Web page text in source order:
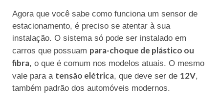
Agora que você sabe como funciona um sensor de
estacionamento, é preciso se atentar à sua
instalação. O sistema só pode ser instalado em
carros que possuam para-choque de plástico ou
fibra, o que é comum nos modelos atuais. O mesmo
vale para a tensão elétrica, que deve ser de 12V,
também padrão dos automóveis modernos.